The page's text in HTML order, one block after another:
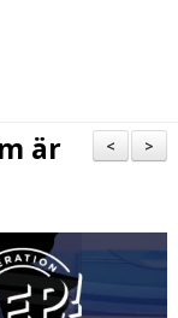
>
<
är